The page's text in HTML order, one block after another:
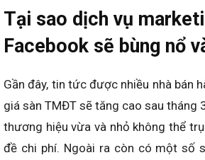
Tại sao dịch vụ
Facebook sẽ bùng nổ
Gần đây, tin tức được nhiều nhà bán
giá sàn TMĐT sẽ tăng cao sau tháng
thương hiệu vừa và nhỏ không thể
đề chi phí. Ngoài ra còn có một số